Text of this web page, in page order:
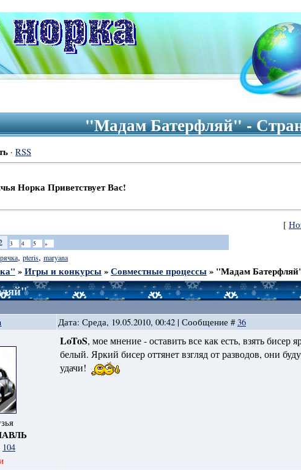
"Мадам Батерфляй" -
· RSS
Приветствует Вас!
[
3 4 5 »
, pteris, maryana
»Игры и конкурсы»Совместные процессы» "Мадам
Дата: Среда, 19.05.2010, 00:42 | Сообщение #36
104
LoToS, мое мнение - оставить все как есть, взять
белый. Яркий бисер оттянет взгляд от разводов, они
удачи!